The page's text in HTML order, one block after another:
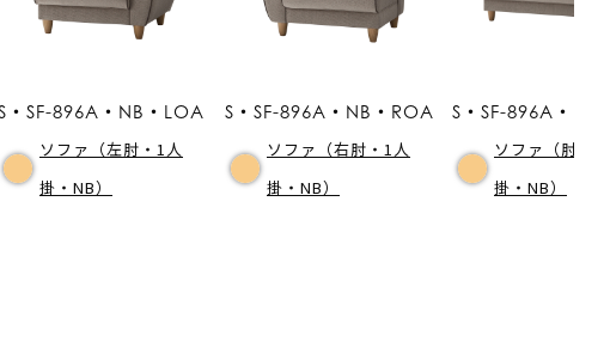
・SF-896A・NB・LOA
ソファ（左肘・1人
掛・NB）
S・SF-896A・NB・ROA
ソファ（右肘・1人
掛・NB）
S・SF-896A・NB
ソファ（肘な
掛・NB）